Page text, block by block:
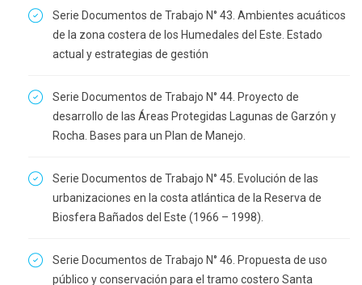
Serie Documentos de Trabajo N° 43. Ambientes acuáticos
de la zona costera de los Humedales del Este. Estado
actual y estrategias de gestión
Serie Documentos de Trabajo N° 44. Proyecto de
desarrollo de las Áreas Protegidas Lagunas de Garzón y
Rocha. Bases para un Plan de Manejo.
Serie Documentos de Trabajo N° 45. Evolución de las
urbanizaciones en la costa atlántica de la Reserva de
Biosfera Bañados del Este (1966 – 1998).
Serie Documentos de Trabajo N° 46. Propuesta de uso
público y conservación para el tramo costero Santa